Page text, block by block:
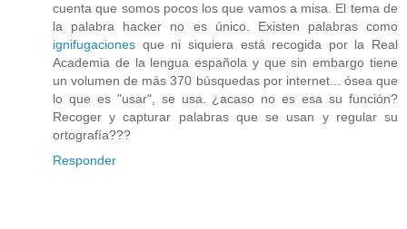
cuenta que somos pocos los que vamos a misa. El tema de
la palabra hacker no es único. Existen palabras como
ignifugaciones que ni siquiera está recogida por la Real
Academia de la lengua española y que sin embargo tiene
un volumen de más 370 búsquedas por internet... ósea que
lo que es "usar", se usa. ¿acaso no es esa su función?
Recoger y capturar palabras que se usan y regular su
ortografía???
Responder